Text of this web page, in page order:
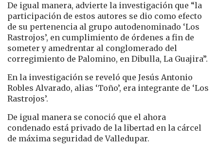
De igual manera, advierte la investigación que “la
participación de estos autores se dio como efecto
de su pertenencia al grupo autodenominado ‘Los
Rastrojos’, en cumplimiento de órdenes a fin de
someter y amedrentar al conglomerado del
corregimiento de Palomino, en Dibulla, La Guajira”.
En la investigación se reveló que Jesús Antonio
Robles Alvarado, alias ‘Toño’, era integrante de ‘Los
Rastrojos’.
De igual manera se conoció que el ahora
condenado está privado de la libertad en la cárcel
de máxima seguridad de Valledupar.